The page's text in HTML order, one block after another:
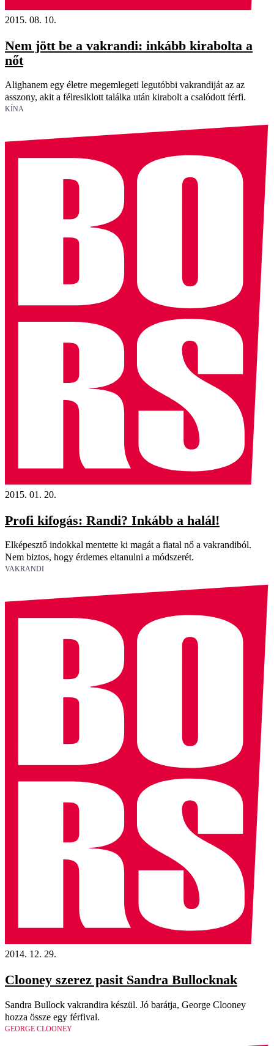
2015. 08. 10.
Nem jött be a vakrandi: inkább kirabolta a
nőt
Alighanem egy életre megemlegeti legutóbbi vakrandiját az az
asszony, akit a félresiklott találka után kirabolt a csalódott férfi.
KÍNA
2015. 01. 20.
Profi kifogás: Randi? Inkább a halál!
Elképesztő indokkal mentette ki magát a fiatal nő a vakrandiból.
Nem biztos, hogy érdemes eltanulni a módszerét.
VAKRANDI
2014. 12. 29.
Clooney szerez pasit Sandra Bullocknak
Sandra Bullock vakrandira készül. Jó barátja, George Clooney
hozza össze egy férfival.
GEORGE CLOONEY